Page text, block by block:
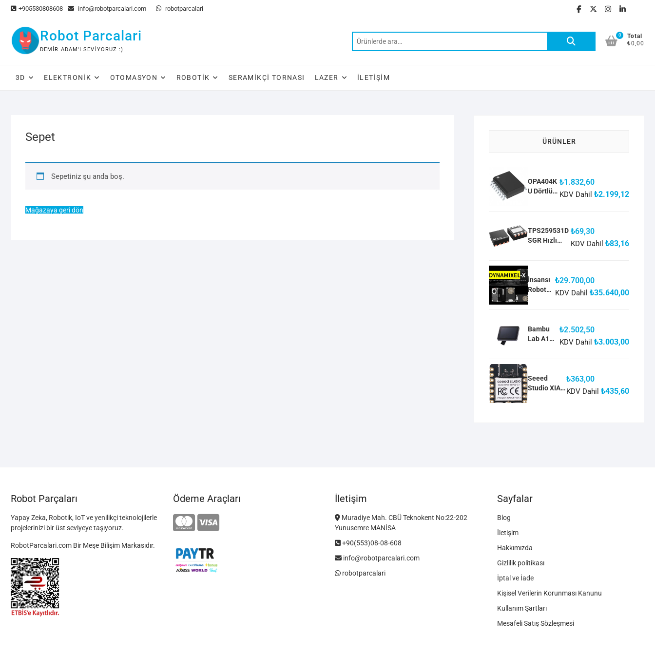
Skip
content
+905530808608 info@robotparcalari.com robotparcalari facebook
twitter
Robot Parcalari
DEMIR ADAM'I SEVIYORUZ :)
0
Total
₺0,00
3D ELEKTRONIK OTOMASYON ROBOTIK SERAMIKÇI TORNASI LAZER İLETIŞIM
Sepet
Sepetiniz şu anda boş.
Mağazaya geri dön
ÜRÜNLER
OPA404K
U Dörtlü
Operasyo
nel
₺1.832,60
KDV Dahil ₺2.199,12
TPS259531D
SGR Hızlı
₺69,30
KDV Dahil ₺83,16
İnsansı
Robot
el
XH430-
p Bus
₺29.700,00
KDV Dahil ₺35.640,00
Bambu
Lab A1
Screen
DIS005
₺2.502,50
KDV Dahil ₺3.003,00
Seeed
Studio XIAO
₺363,00
KDV Dahil ₺435,60
Robot Parçaları
Yapay Zeka, Robotik, IoT ve yenilikçi teknolojilerle
projelerinizi bir üst seviyeye taşıyoruz.
RobotParcalari.com Bir Meşe Bilişim Markasıdır.
Ödeme Araçları İletişim
Muradiye Mah. CBÜ Teknokent No:22-202
Yunusemre MANİSA
+90(553)08-08-608
info@robotparcalari.com
robotparcalari
Sayfalar
Blog
İletişim
Hakkımızda
Gizlilik politikası
İptal ve İade
Kişisel Verilerin Korunması Kanunu
Kullanım Şartları
Mesafeli Satış Sözleşmesi